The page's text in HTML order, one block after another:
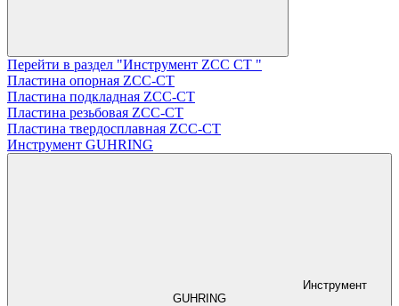
Перейти в раздел "Инструмент ZCС CT "
Пластина опорная ZCC-CT
Пластина подкладная ZCC-CT
Пластина резьбовая ZCC-CT
Пластина твердосплавная ZCC-CT
Инструмент GUHRING
Инструмент
GUHRING